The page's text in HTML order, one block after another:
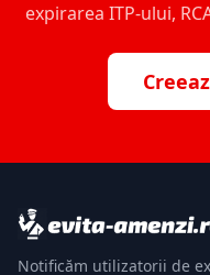
expirarea ITP-ului,
Notificăm utilizatorii de